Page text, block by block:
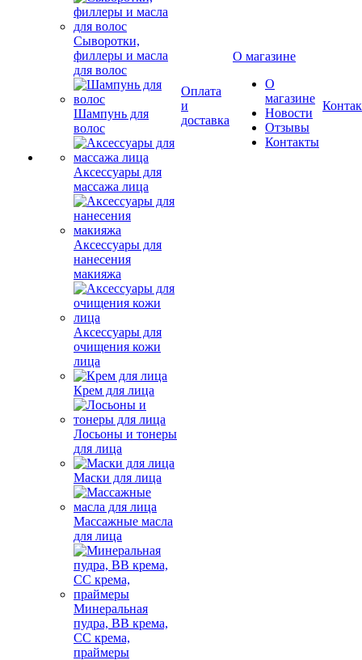
Сыворотки,
филлеры и масла
для волос
Шампунь для
волос
Аксессуары для
массажа лица
Аксессуары для
нанесения
макияжа
Аксессуары для
очищения кожи
лица
Крем для лица
Лосьоны и тонеры
для лица
Маски для лица
Массажные масла
для лица
Минеральная
пудра, BB крема,
СС крема,
праймеры
Оплата
и
доставка
О магазине
О
магазине
Новости
Отзывы
Контакты